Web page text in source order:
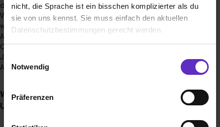
nicht, die Sprache ist ein bisschen komplizierter als du
sie von uns kennst. Sie muss einfach den aktuellen
Datenschutzbestimmungen gerecht werden.
Benutzung der Webseite getroffenen Einstellungen zu
Webseite zu analysieren („Statistiken“), um
Notwendig
Präferenzen
die Zusicherung auf eine 12-monatige Anschlussbefristung.
Wenn freie Planstellen zur Verfügung stehen, übernehmen
wir Azubis/Duale Studenten auch in unbefristete
Arbeitsverhältnisse. Wer Engagement zeigt, hat sehr gute
Chancen bei uns zu bleiben. Wir konnten in den letzten
Jahren nahezu alle Azubi/Dualen Studenten in unbefristete
Arbeitsverhältnisse übernehmen.
Wie ist die Ausbildung/das Duale Studium in Ihrem
Unternehmen strukturiert?